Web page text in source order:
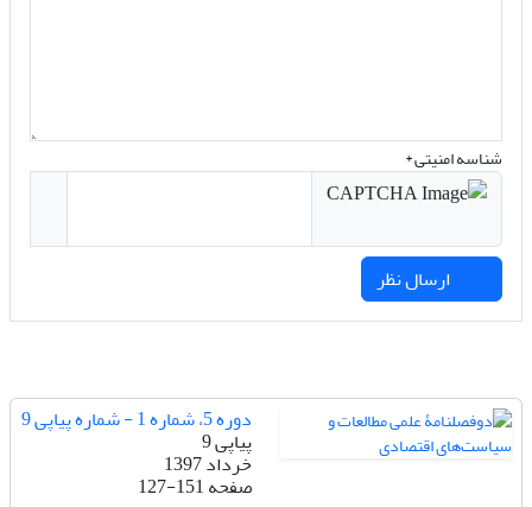
شناسه امنیتی *
دوره 5، شماره 1 - شماره پیاپی 9
پیاپی 9
خرداد 1397
صفحه127-151